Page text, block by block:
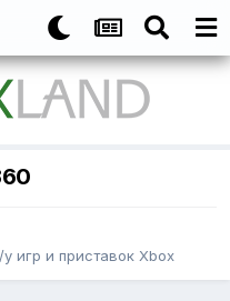
игр и приставок Xbox